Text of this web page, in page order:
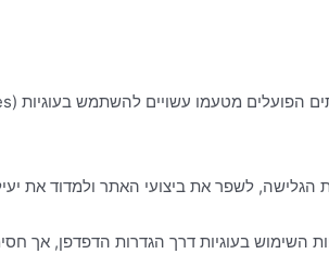
הגלישה, לשפר את ביצועי האתר ולמדוד את
בעוגיות דרך הגדרות הדפדפן, אך